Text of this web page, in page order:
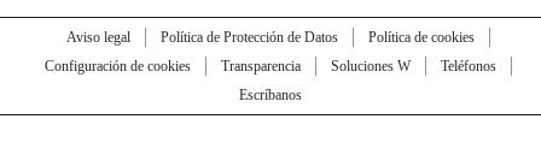
Aviso legal Política de Protección de Datos
Política de cookies
Configuración de cookies
Transparencia Soluciones W
Teléfonos
Escríbanos